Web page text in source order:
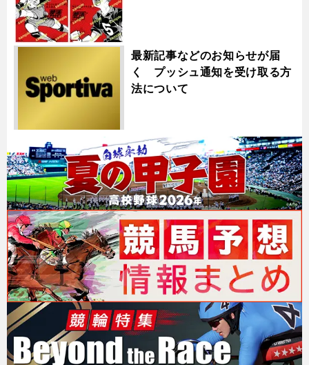
最新記事などのお知らせが届
く プッシュ通知を受け取る方
法について